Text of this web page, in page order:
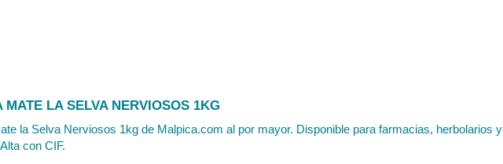
MATE LA SELVA NERVIOSOS 1KG
la Selva Nerviosos 1kg de Malpica.com al por mayor. Disponible para farmacias, herbolarios y
con CIF.